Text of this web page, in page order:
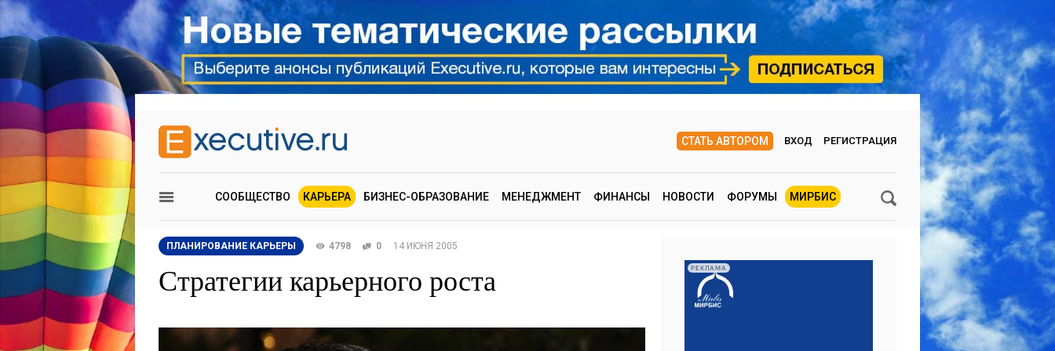
СТАТЬ АВТОРОМ ВХОД РЕГИСТРАЦИЯ
СООБЩЕСТВО КАРЬЕРА БИЗНЕС-ОБРАЗОВАНИЕ МЕНЕДЖМЕНТ ФИНАНСЫ НОВОСТИ ФОРУМЫ МИРБИС
ПЛАНИРОВАНИЕ КАРЬЕРЫ 4798 0 14 ИЮНЯ 2005
Стратегии карьерного роста РЕКЛАМА